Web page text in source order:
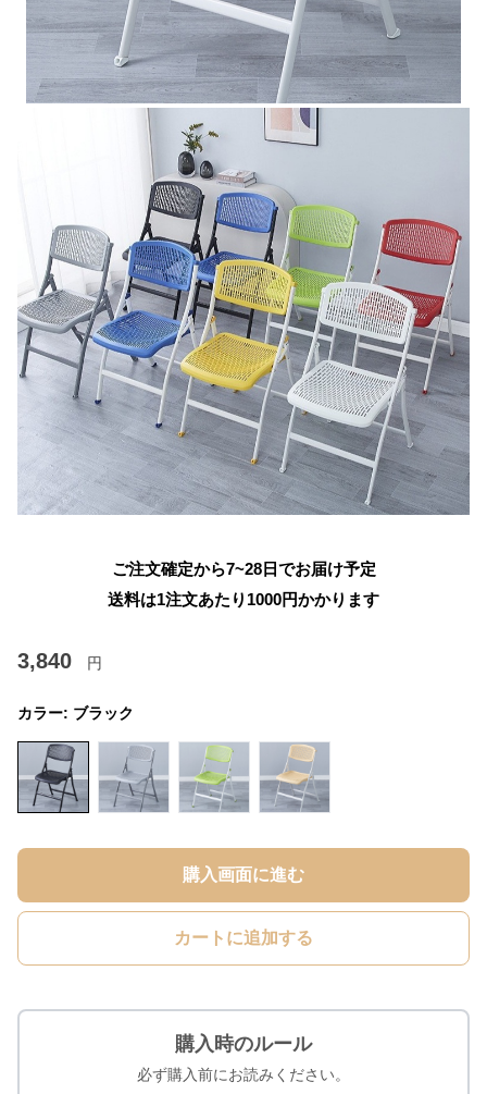
ご注文確定から7~28日でお届け予定
送料は1注文あたり 1000円かかります
3,840 円
カラー: ブラック
購入画面に進む
カートに追加する
購入時のルール
必ず購入前にお読みください。